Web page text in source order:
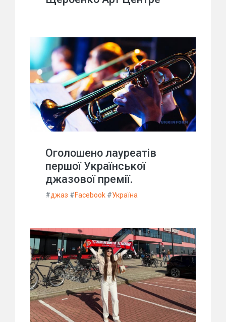
Оголошено лауреатів
першої Української
джазової премії.
#джаз #Facebook #Україна